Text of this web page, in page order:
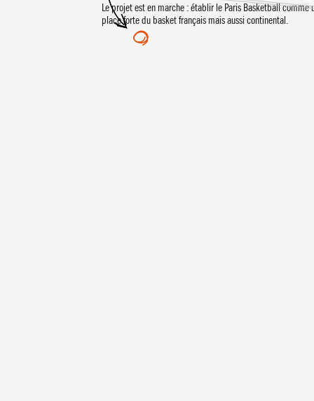
Le projet est en marche : établir le Paris Basketball comme
place forte du basket français mais aussi continental.